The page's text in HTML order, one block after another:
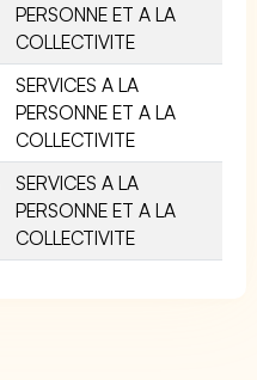
PERSONNE ET A LA
COLLECTIVITE
SERVICES A LA
PERSONNE ET A LA
COLLECTIVITE
SERVICES A LA
PERSONNE ET A LA
COLLECTIVITE